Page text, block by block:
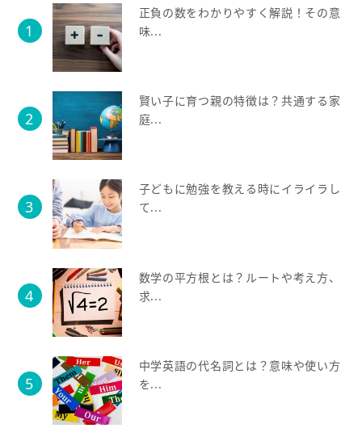
正負の数をわかりやすく解説！その意
味...
賢い子に育つ親の特徴は？共通する家
庭...
子どもに勉強を教える時にイライラし
て...
数学の平方根とは？ルートや考え方、
求...
中学英語の代名詞とは？意味や使い方
を...